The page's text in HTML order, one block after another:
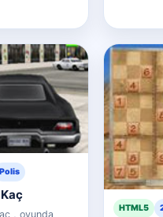
Polis
, oyunda
HTML5